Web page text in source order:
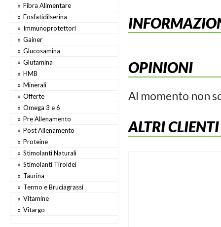
Fibra Alimentare
Fosfatidilserina
Immunoprotettori
Gainer
Glucosamina
Glutamina
HMB
Minerali
Offerte
Omega 3 e 6
Pre Allenamento
Post Allenamento
Proteine
Stimolanti Naturali
Stimolanti Tiroidei
Taurina
Termo e Bruciagrassi
Vitamine
Vitargo
OPINIONI
Al momento non
ALTRI